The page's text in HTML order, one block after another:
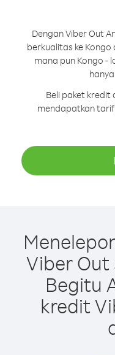
Dengan Viber Out
berkualitas ke
mana pun Kongo -
Beli paket kredit
mendapatkan
Viber
Begitu
kredit